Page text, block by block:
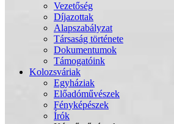
Vezetőség
Díjazottak
Alapszabályzat
Társaság története
Dokumentumok
Támogatóink
Kolozsváriak
Egyháziak
Előadóművészek
Fényképészek
Írók